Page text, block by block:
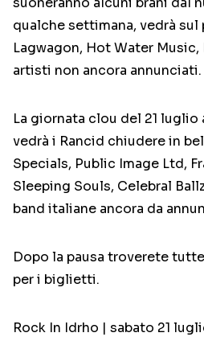
qualche settimana, vedrà sul
Lagwagon, Hot Water Music,
artisti non ancora annunciati.
La giornata clou del 21 luglio
vedrà i Rancid chiudere in
Specials, Public Image Ltd,
Sleeping Souls, Celebral
band italiane ancora da
Dopo la pausa troverete
per i biglietti.
Rock In Idrho | sabato 21